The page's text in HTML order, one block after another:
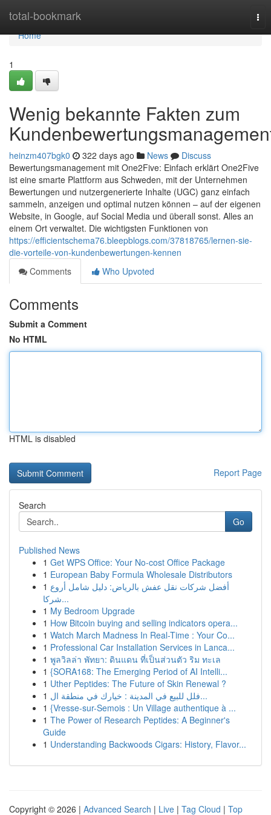
total-bookmark
Home
Home
1
Wenig bekannte Fakten zum
heinzm407bgk0 322 days ago News
Discuss
Bewertungsmanagement mit One2Five: Einfach erklärt One2Five
ist eine smarte Plattform aus Schweden, mit der Unternehmen
Bewertungen und nutzergenerierte Inhalte (UGC) ganz einfach
sammeln, anzeigen und optimal nutzen können – auf der eigenen
Website, in Google, auf Social Media und überall sonst. Alles an
einem Ort verwaltet. Die wichtigsten Funktionen von
https://efficientschema76.bleepblogs.com/37818765/lernen-sie-
die-vorteile-von-kundenbewertungen-kennen
Comments
Who Upvoted
Comments
Submit a Comment
No HTML
HTML is disabled
Report Page
Search
Go
Published News
1 Get WPS Office: Your No-cost Office Package
1 European Baby Formula Wholesale Distributors
1 أفضل شركات نقل عفش بالرياض: دليل شامل أروع
شركا...
1 My Bedroom Upgrade
1 How Bitcoin buying and selling indicators opera...
1 Watch March Madness In Real-Time : Your Co...
1 Professional Car Installation Services in Lanca...
1 พูลวิลล่า พัทยา: ดินแดน ที่เป็นส่วนตัว ริม ทะเล
1 {SORA168: The Emerging Period of AI Intelli...
1 Uther Peptides: The Future of Skin Renewal ?
1
فلل للبيع في المدينة : خيارك في منطقة ال...
1 {Vresse-sur-Semois : Un Village authentique à ...
1 The Power of Research Peptides: A Beginner's
Guide
1 Understanding Backwoods Cigars: History, Flavor...
Copyright © 2026 | Advanced Search | Live | Tag Cloud | Top